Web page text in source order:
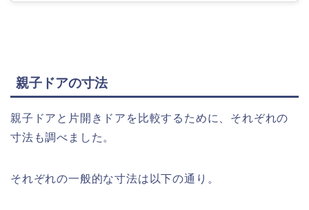
親子ドアの寸法
親子ドアと片開きドアを比較するために、それぞれの
寸法も調べました。
それぞれの一般的な寸法は以下の通り。